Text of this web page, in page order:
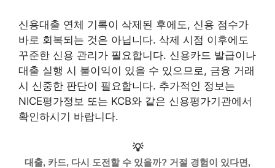
신용대출 연체 기록이 삭제된 후에도, 신용 점수가
바로 회복되는 것은 아닙니다. 삭제 시점 이후에도
꾸준한 신용 관리가 필요합니다. 신용카드 발급이나
대출 실행 시 불이익이 있을 수 있으므로, 금융 거래
시 신중한 판단이 필요합니다. 추가적인 정보는
NICE평가정보 또는 KCB와 같은 신용평가기관에서
확인하시기 바랍니다.
💡
대출, 카드, 다시 도전할 수 있을까? 거절 경험이 있다면,